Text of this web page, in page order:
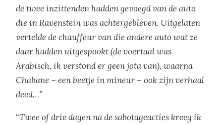
de twee inzittenden hadden gevoegd van de auto
die in Ravenstein was achtergebleven. Uitgelaten
vertelde de chauffeur van die andere auto wat ze
daar hadden uitgespookt (de voertaal was
Arabisch, ik verstond er geen jota van), waarna
Chabane – een beetje in mineur – ook zijn verhaal
deed…”
“Twee of drie dagen na de sabotageacties kreeg ik